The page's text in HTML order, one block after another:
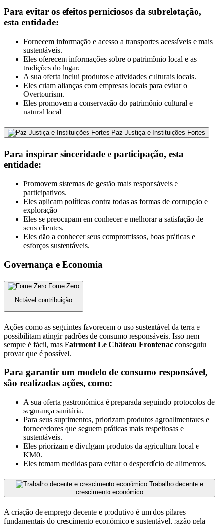
Para evitar os efeitos perniciosos da subrelotação,
esta entidade:
Fornecem informação e acesso a transportes acessíveis e mais
sustentáveis.
Eles oferecem informações sobre o patrimônio local e as
tradições do lugar.
A sua oferta inclui produtos e atividades culturais locais.
Eles criam alianças com empresas locais para evitar o
Overtourism.
Eles promovem a conservação do patrimônio cultural e
natural local.
Paz Justiça e Instituições Fortes
Para inspirar sinceridade e participação, esta
entidade:
Promovem sistemas de gestão mais responsáveis e
participativos.
Eles aplicam políticas contra todas as formas de corrupção e
exploração
Eles se preocupam em conhecer e melhorar a satisfação de
seus clientes.
Eles dão a conhecer seus compromissos, boas práticas e
esforços sustentáveis.
Governança e Economia
Fome Zero
Notável contribuição
Ações como as seguintes favorecem o uso sustentável da terra e
possibilitam atingir padrões de consumo responsáveis. Isso nem
sempre é fácil, mas Fairmont Le Château Frontenac conseguiu
provar que é possível.
Para garantir um modelo de consumo responsável,
são realizadas ações, como:
A sua oferta gastronómica é preparada seguindo protocolos de
segurança sanitária.
Para seus suprimentos, priorizam produtos agroalimentares e
fornecedores que seguem práticas mais respeitosas e
sustentáveis.
Eles priorizam e divulgam produtos da agricultura local e
KM0.
Eles tomam medidas para evitar o desperdício de alimentos.
Trabalho decente e
crescimento económico
A criação de emprego decente e produtivo é um dos pilares
fundamentais do crescimento económico e sustentável, razão pela